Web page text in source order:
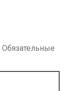
Обязательные